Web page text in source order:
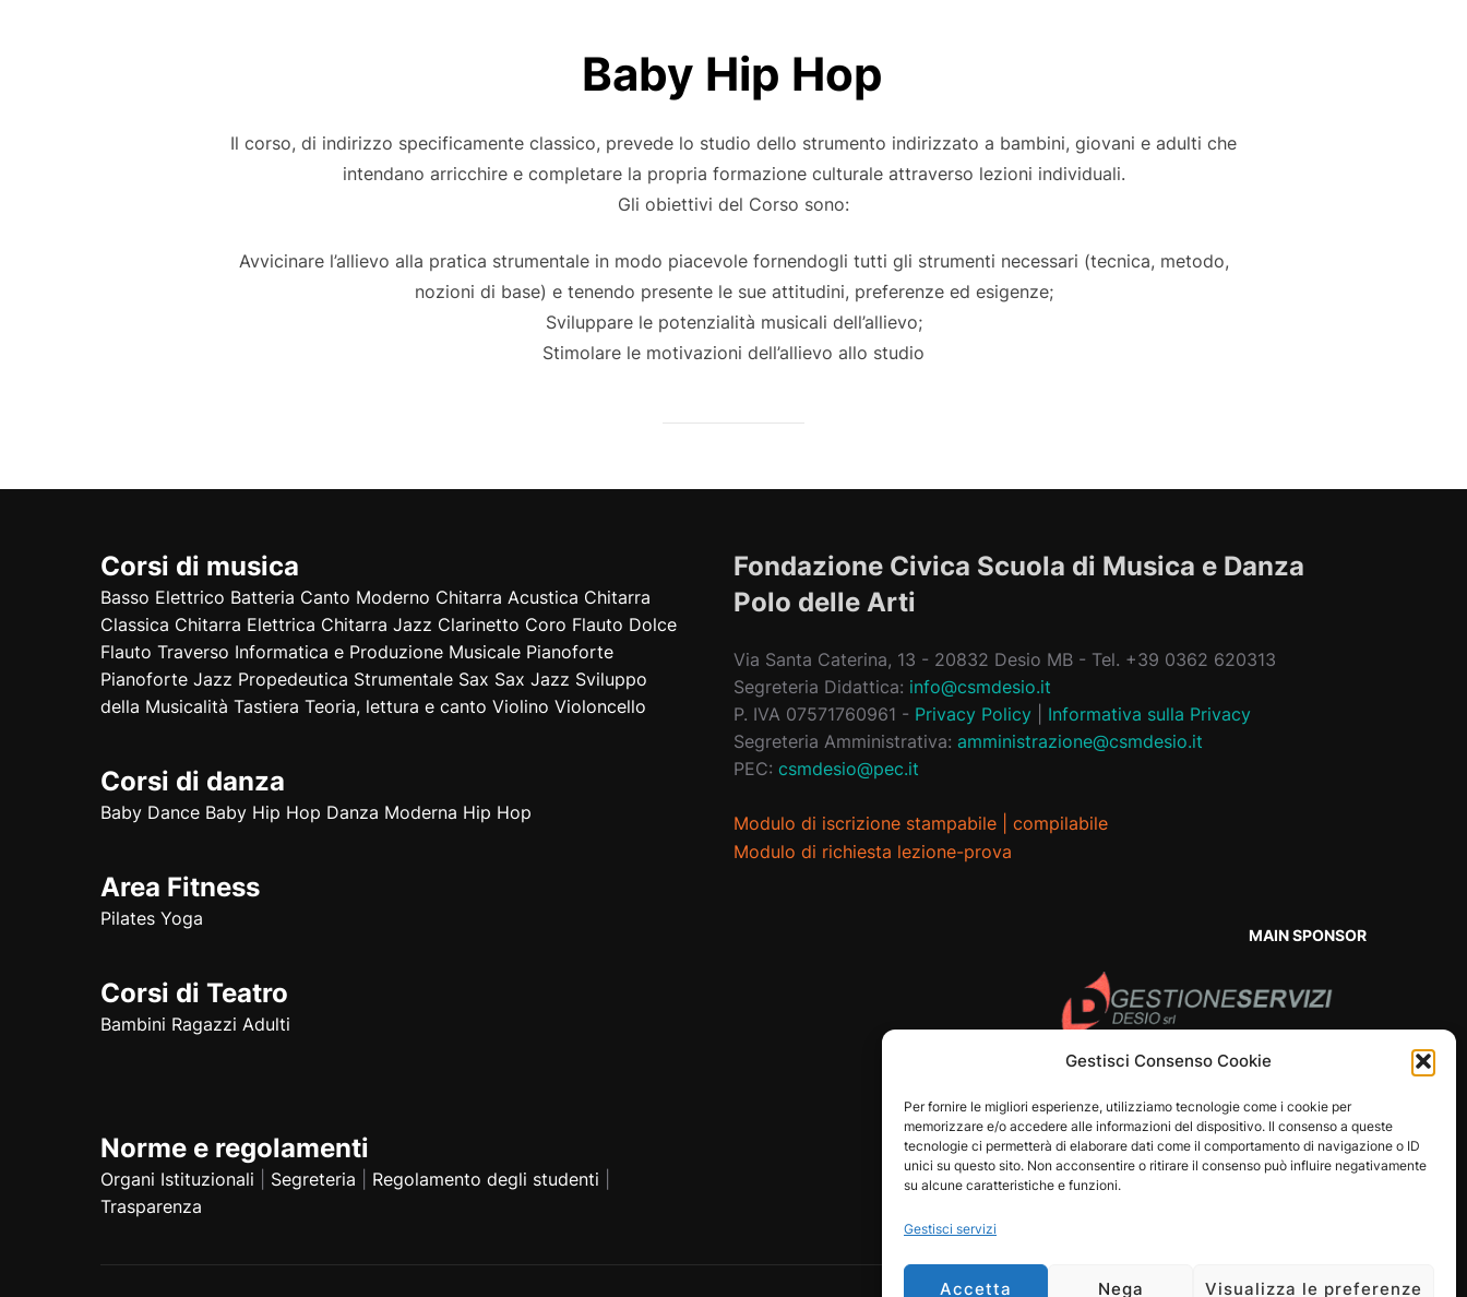
Gestisci Consenso Cookie
Per fornire le migliori esperienze, utilizziamo tecnologie come i cookie per
memorizzare e/o accedere alle informazioni del dispositivo. Il consenso a queste
tecnologie ci permetterà di elaborare dati come il comportamento di navigazione o ID
unici su questo sito. Non acconsentire o ritirare il consenso può influire negativamente
su alcune caratteristiche e funzioni.
Gestisci servizi
Accetta Nega Visualizza le preferenze
Baby Hip Hop
Il corso, di indirizzo specificamente classico, prevede lo studio dello strumento indirizzato a bambini, giovani e adulti che
intendano arricchire e completare la propria formazione culturale attraverso lezioni individuali.
Gli obiettivi del Corso sono:
Avvicinare l’allievo alla pratica strumentale in modo piacevole fornendogli tutti gli strumenti necessari (tecnica, metodo,
nozioni di base) e tenendo presente le sue attitudini, preferenze ed esigenze;
Sviluppare le potenzialità musicali dell’allievo;
Stimolare le motivazioni dell’allievo allo studio
Corsi di musica
Basso Elettrico Batteria Canto Moderno Chitarra Acustica Chitarra
Classica Chitarra Elettrica Chitarra Jazz Clarinetto Coro Flauto Dolce
Flauto Traverso Informatica e Produzione Musicale Pianoforte
Pianoforte Jazz Propedeutica Strumentale Sax Sax Jazz Sviluppo
della Musicalità Tastiera Teoria, lettura e canto Violino Violoncello
Corsi di danza
Baby Dance Baby Hip Hop Danza Moderna Hip Hop
Area Fitness
Pilates Yoga
Corsi di Teatro
Bambini Ragazzi Adulti
Norme e regolamenti
Organi Istituzionali Segreteria Regolamento degli studenti
Trasparenza
Fondazione Civica Scuola di Musica e Danza
Polo delle Arti
Via Santa Caterina, 13 - 20832 Desio MB - Tel. +39 0362 620313
Segreteria Didattica: info@csmdesio.it
P. IVA 07571760961 - Privacy Policy
Informativa sulla Privacy
Segreteria Amministrativa: amministrazione@csmdesio.it
PEC: csmdesio@pec.it
Modulo di iscrizione stampabile
compilabile
Modulo di richiesta lezione-prova
MAIN SPONSOR